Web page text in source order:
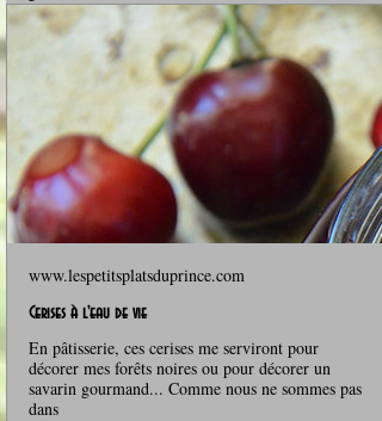
www.lespetitsplatsduprince.com
Cerises à l'eau de vie
En pâtisserie, ces cerises me serviront pour
décorer mes forêts noires ou pour décorer un
savarin gourmand... Comme nous ne sommes pas
dans